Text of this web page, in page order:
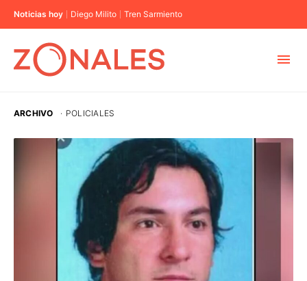
Noticias hoy Diego Milito Tren Sarmiento
CABA
ELECCIONES 2023
ARCHIVO · POLICIALES